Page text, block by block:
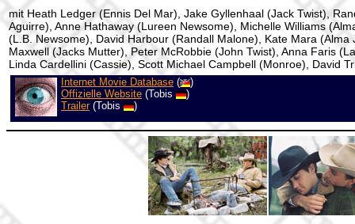
mit Heath Ledger (Ennis Del Mar), Jake Gyllenhaal (Jack Twist),
Aguirre), Anne Hathaway (Lureen Newsome), Michelle Williams
(L.B. Newsome), David Harbour (Randall Malone), Kate Mara (Alma
Maxwell (Jacks Mutter), Peter McRobbie (John Twist), Anna Faris
Linda Cardellini (Cassie), Scott Michael Campbell (Monroe), David
Internet Movie Database (
)
Offizielle Website (Tobis
)
Trailer(Tobis )